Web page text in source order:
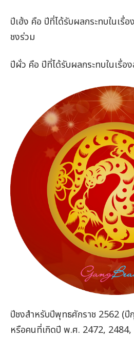
ปีเฮ้ง คือ ปีที่ได้รับผลกระทบในเรื่อ
ชงร่วม
ปีผั่ว คือ ปีที่ได้รับผลกระทบในเรื่อ
ปีชงสำหรับปีพุทธศักราช 2562 (ปี
หรือคนที่เกิดปี พ.ศ. 2472,